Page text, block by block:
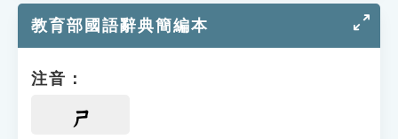
教育部國語辭典簡編本
注音：
ㄕ